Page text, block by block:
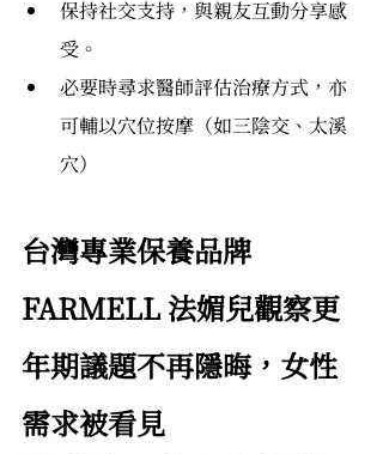
保持社交支持，與親友互動分享感
受。
必要時尋求醫師評估治療方式，亦
可輔以穴位按摩（如三陰交、太溪
穴）
台灣專業保養品牌
FARMELL 法媚兒觀察更
年期議題不再隱晦，女性
需求被看見